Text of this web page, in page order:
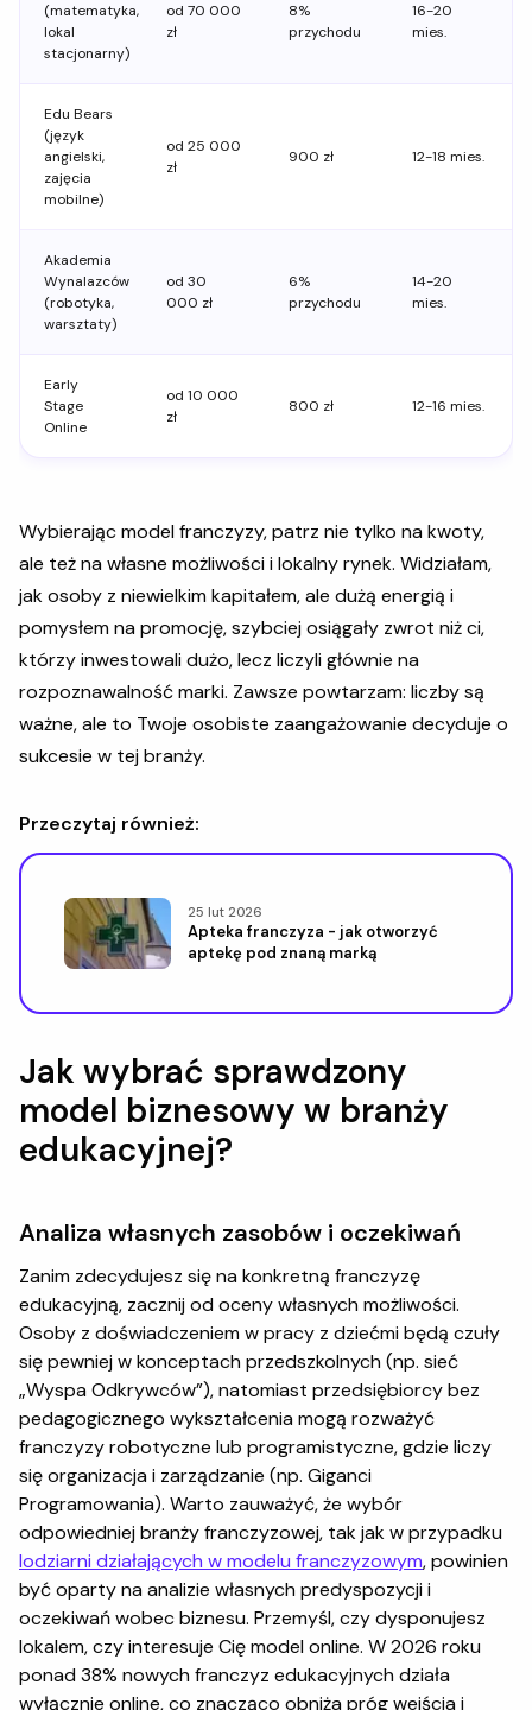
(matematyka,
lokal
stacjonarny)
od 70 000
zł
8%
przychodu
16-20
mies.
Edu Bears
(język
angielski,
zajęcia
mobilne)
od 25 000
zł
900 zł 12-18 mies.
Akademia
Wynalazców
(robotyka,
warsztaty)
od 30
000 zł
6%
przychodu
14-20
mies.
Early
Stage
Online
od 10 000
zł
800 zł 12-16 mies.
Wybierając model franczyzy, patrz nie tylko na kwoty,
ale też na własne możliwości i lokalny rynek. Widziałam,
jak osoby z niewielkim kapitałem, ale dużą energią i
pomysłem na promocję, szybciej osiągały zwrot niż ci,
którzy inwestowali dużo, lecz liczyli głównie na
rozpoznawalność marki. Zawsze powtarzam: liczby są
ważne, ale to Twoje osobiste zaangażowanie decyduje o
sukcesie w tej branży.
Przeczytaj również:
25 lut 2026
Apteka franczyza - jak otworzyć
aptekę pod znaną marką
Jak wybrać sprawdzony
model biznesowy w branży
edukacyjnej?
Analiza własnych zasobów i oczekiwań
Zanim zdecydujesz się na konkretną franczyzę
edukacyjną, zacznij od oceny własnych możliwości.
Osoby z doświadczeniem w pracy z dziećmi będą czuły
się pewniej w konceptach przedszkolnych (np. sieć
„Wyspa Odkrywców”), natomiast przedsiębiorcy bez
pedagogicznego wykształcenia mogą rozważyć
franczyzy robotyczne lub programistyczne, gdzie liczy
się organizacja i zarządzanie (np. Giganci
Programowania). Warto zauważyć, że wybór
odpowiedniej branży franczyzowej, tak jak w przypadku
lodziarni działających w modelu franczyzowym, powinien
być oparty na analizie własnych predyspozycji i
oczekiwań wobec biznesu. Przemyśl, czy dysponujesz
lokalem, czy interesuje Cię model online. W 2026 roku
ponad 38% nowych franczyz edukacyjnych działa
wyłącznie online, co znacząco obniża próg wejścia i